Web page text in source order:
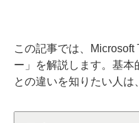
この記事では、
ー」を解説します。基
との違いを知りたい人は